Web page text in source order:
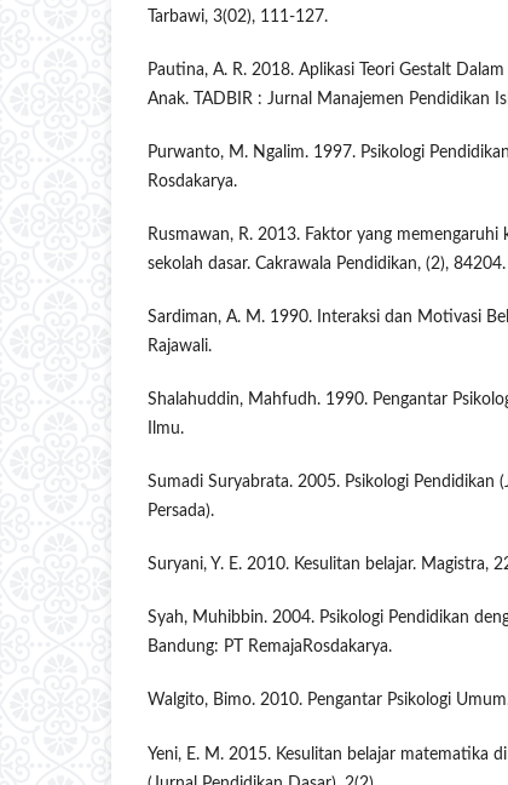
Tarbawi, 3(02), 111-127.
Pautina, A. R. 2018. Aplikasi Teori Gestalt
Anak. TADBIR : Jurnal Manajemen Pendidikan
Purwanto, M. Ngalim. 1997. Psikologi
Rosdakarya.
Rusmawan, R. 2013. Faktor yang memengaruhi
sekolah dasar. Cakrawala Pendidikan, (2), 84204.
Sardiman, A. M. 1990. Interaksi dan Motivasi
Rajawali.
Shalahuddin, Mahfudh. 1990. Pengantar
Ilmu.
Sumadi Suryabrata. 2005. Psikologi Pendidikan
Persada).
Suryani, Y. E. 2010. Kesulitan belajar. Magistra,
Syah, Muhibbin. 2004. Psikologi Pendidikan
Bandung: PT RemajaRosdakarya.
Walgito, Bimo. 2010. Pengantar Psikologi
Yeni, E. M. 2015. Kesulitan belajar matematika